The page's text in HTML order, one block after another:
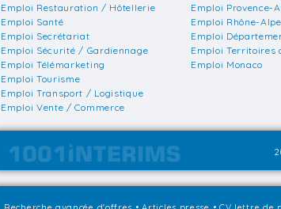
Emploi Restauration / Hôtellerie
Emploi Santé
Emploi Secrétariat
Emploi Sécurité / Gardiennage
Emploi Télémarketing
Emploi Tourisme
Emploi Transport / Logistique
Emploi Vente / Commerce
Emploi Provence-
Emploi Rhône-
Emploi
Emploi Territoires
Emploi Monaco